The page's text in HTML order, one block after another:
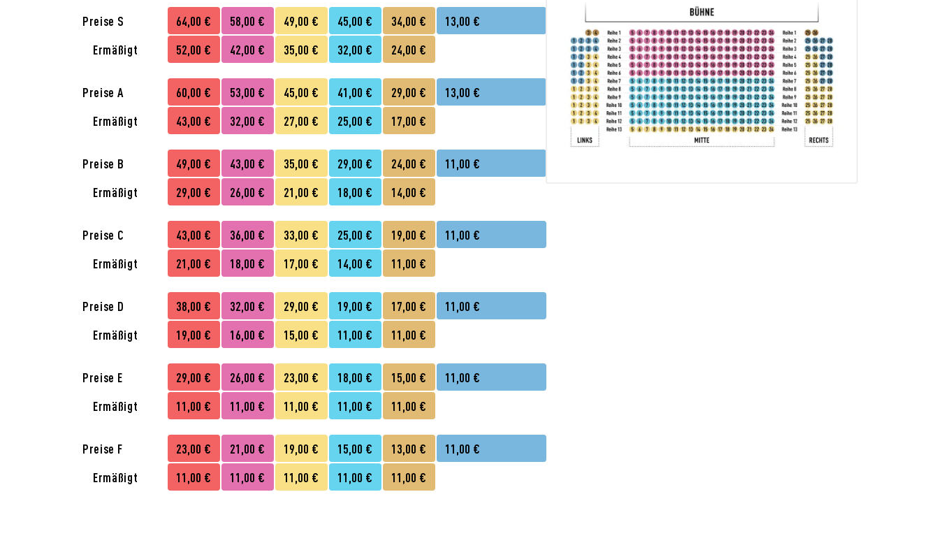
Preise S 64,00 € 58,00 € 49,00 € 45,00 € 34,00 €
13,00 €
Ermäßigt
52,00 € 42,00 € 35,00 € 32,00 € 24,00 €
Preise A 60,00 € 53,00 € 45,00 € 41,00 € 29,00 €
13,00 €
Ermäßigt
43,00 € 32,00 € 27,00 € 25,00 € 17,00 €
Preise B 49,00 € 43,00 € 35,00 € 29,00 € 24,00 €
11,00 €
Ermäßigt
29,00 € 26,00 € 21,00 € 18,00 € 14,00 €
Preise C 43,00 € 36,00 € 33,00 € 25,00 € 19,00 €
11,00 €
Ermäßigt
21,00 € 18,00 € 17,00 € 14,00 € 11,00 €
Preise D 38,00 € 32,00 € 29,00 € 19,00 € 17,00 €
11,00 €
Ermäßigt
19,00 € 16,00 € 15,00 € 11,00 € 11,00 €
Preise E 29,00 € 26,00 € 23,00 € 18,00 € 15,00 €
11,00 €
Ermäßigt
11,00 € 11,00 € 11,00 € 11,00 € 11,00 €
Preise F 23,00 € 21,00 € 19,00 € 15,00 € 13,00 €
11,00 €
Ermäßigt
11,00 € 11,00 € 11,00 € 11,00 € 11,00 €